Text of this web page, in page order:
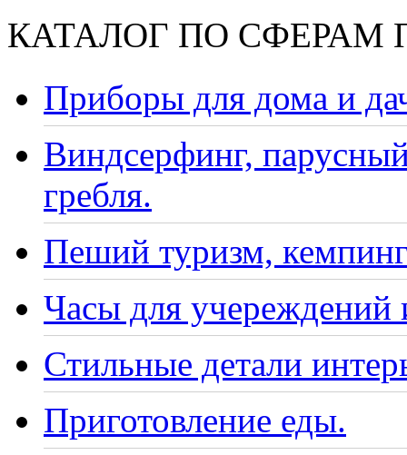
КАТАЛОГ ПО СФЕРАМ
Приборы для дома и
Виндсерфинг,
гребля.
Пеший туризм,
Часы для учереждений
Стильные детали
Приготовление еды.